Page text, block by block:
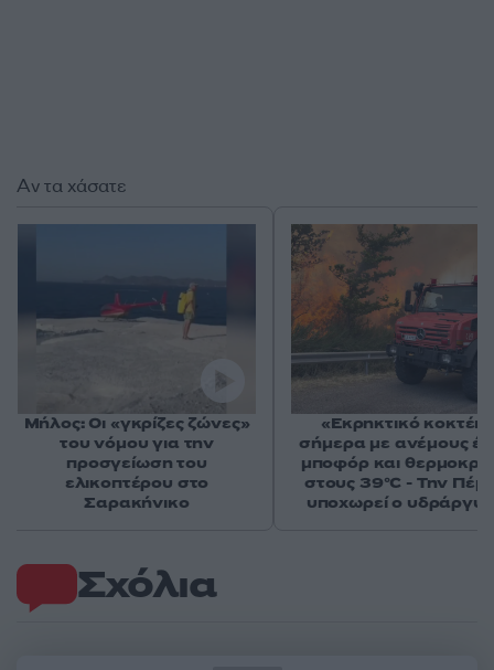
Σχόλια
Αν τα χάσατε
Μήλος: Οι «γκρίζες ζώνες»
του νόμου για την
προσγείωση του
ελικοπτέρου στο
Σαρακήνικο
«Εκρηκτικό
σήμερα με ανέμους
μποφόρ και
στους 39°C - Την
υποχωρεί ο